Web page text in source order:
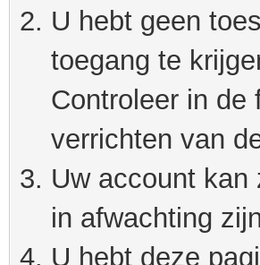
U hebt geen
toegang te
Controleer in de
verrichten van
Uw account kan
in afwachting
U hebt deze